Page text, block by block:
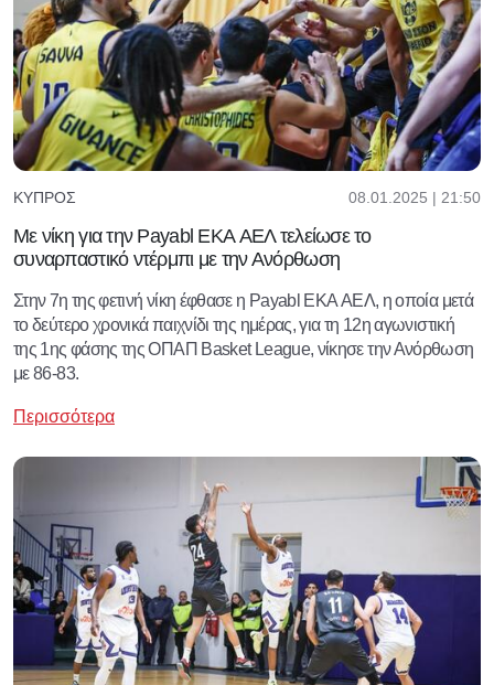
ΚΎΠΡΟΣ 08.01.2025 | 21:50
Με νίκη για την Payabl EKA ΑΕΛ τελείωσε το
συναρπαστικό ντέρμπι με την Ανόρθωση
Στην 7η της φετινή νίκη έφθασε η Payabl EKA ΑΕΛ, η οποία μετά
το δεύτερο χρονικά παιχνίδι της ημέρας, για τη 12η αγωνιστική
της 1ης φάσης της ΟΠΑΠ Basket League, νίκησε την Ανόρθωση
με 86-83.
Περισσότερα